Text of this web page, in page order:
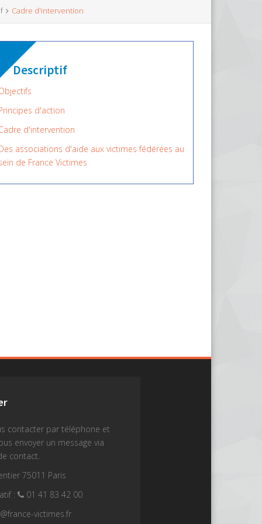
Cadre d'intervention
Descriptif
d'action
d'intervention
associations d'aide aux victimes fédérées au
de France Victimes
contacter par téléphone et
envoyer un message via
contact.
75011 Paris
:
01 41 83 42 00
victimes.fr